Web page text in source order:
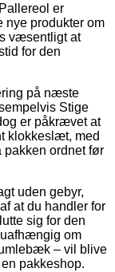
er
produkter om
væsentligt at
for den
på næste
Stige
er påkrævet at
klokkeslæt, med
pakken ordnet før
uden gebyr,
at du handler for
sig for den
om
– vil blive
pakkeshop.